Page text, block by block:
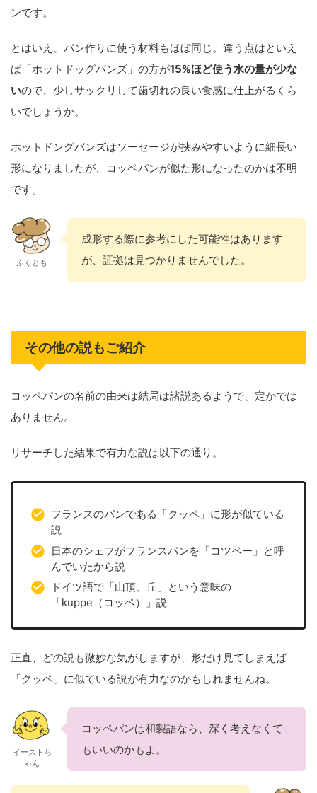
ンです。
とはいえ、パン作りに使う材料もほぼ同じ。違う点はといえ
ば「ホットドッグバンズ」の方が15%ほど使う水の量が少な
いので、少しサックリして歯切れの良い食感に仕上がるくら
いでしょうか。
ホットドングバンズはソーセージが挟みやすいように細長い
形になりましたが、コッペパンが似た形になったのかは不明
です。
ふくとも
成形する際に参考にした可能性はあります
が、証拠は見つかりませんでした。
その他の説もご紹介
コッペパンの名前の由来は結局は諸説あるようで、定かでは
ありません。
リサーチした結果で有力な説は以下の通り。
フランスのパンである「クッペ」に形が似ている
説
日本のシェフがフランスパンを「コツペー」と呼
んでいたから説
ドイツ語で「山頂、丘」という意味の
「kuppe（コッペ）」説
正直、どの説も微妙な気がしますが、形だけ見てしまえば
「クッペ」に似ている説が有力なのかもしれませんね。
イーストち
ゃん
コッペパンは和製語なら、深く考えなくて
もいいのかもよ。